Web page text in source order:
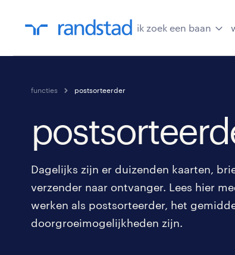
ik zoek een baan
functies postsorteerder
Dagelijks zijn er duizenden kaarten,
verzender naar ontvanger. Lees hier
werken als postsorteerder, het
doorgroeimogelijkheden zijn.